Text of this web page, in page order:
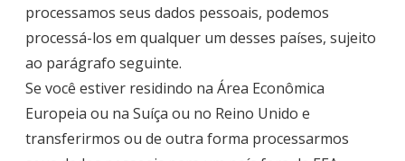
processamos seus dados pessoais, podemos
processá-los em qualquer um desses países, sujeito
ao parágrafo seguinte.
Se você estiver residindo na Área Econômica
Europeia ou na Suíça ou no Reino Unido e
transferirmos ou de outra forma processarmos